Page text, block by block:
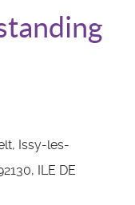
Issy-les-
ILE DE